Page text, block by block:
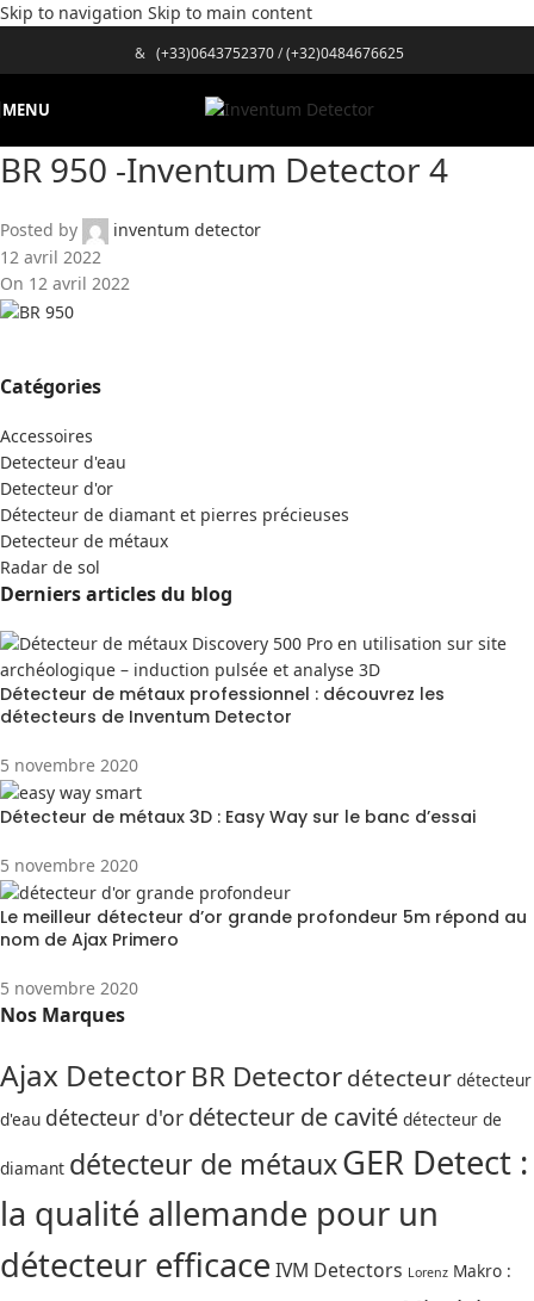
Skip to navigation Skip to main content
& (+33)0643752370/(+32)0484676625
MENU
BR 950 -Inventum Detector 4
Posted by
inventum detector
12 avril 2022
On 12 avril 2022
Catégories
Accessoires
Detecteur d'eau
Detecteur d'or
Détecteur de diamant et pierres précieuses
Detecteur de métaux
Radar de sol
Derniers articles du blog
Détecteur de métaux professionnel : découvrez les
détecteurs de Inventum Detector
5 novembre 2020
Détecteur de métaux 3D : Easy Way sur le banc d’essai
5 novembre 2020
Le meilleur détecteur d’or grande profondeur 5m répond au
nom de Ajax Primero
5 novembre 2020
Nos Marques
Ajax DetectorBR Detectordétecteur détecteur
d'eau détecteur d'or détecteur de cavité détecteur de
diamant détecteur de métauxGER Detect :
la qualité allemande pour un
détecteur efficace IVM Detectors Lorenz Makro :